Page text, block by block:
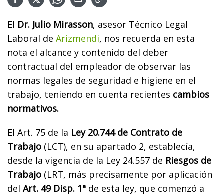
El Dr. Julio Mirasson, asesor Técnico Legal
Laboral de Arizmendi, nos recuerda en esta
nota el alcance y contenido del deber
contractual del empleador de observar las
normas legales de seguridad e higiene en el
trabajo, teniendo en cuenta recientes cambios
normativos.
El Art. 75 de la Ley 20.744 de Contrato de
Trabajo (LCT), en su apartado 2, establecía,
desde la vigencia de la Ley 24.557 de Riesgos de
Trabajo (LRT, más precisamente por aplicación
del Art. 49 Disp. 1ª de esta ley, que comenzó a